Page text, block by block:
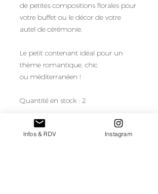
de petites compositions florales pour
votre buffet ou le décor de votre
autel de cérémonie.
Le petit contenant idéal pour un
thème romantique, chic
ou méditerranéen !
Quantité en stock : 2
Vous en voulez plus ? Je peux
approvisionner le stock sur demande
Infos & RDV Instagram